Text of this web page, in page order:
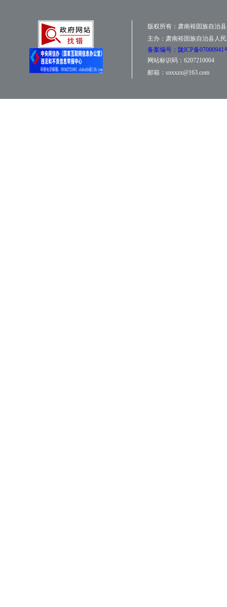
版权所有：肃南裕固族自治
主办：肃南裕固族自治县人
备案编号：陇ICP备07000941
网站标识码：6207210004
邮箱：snxxzx@163.com